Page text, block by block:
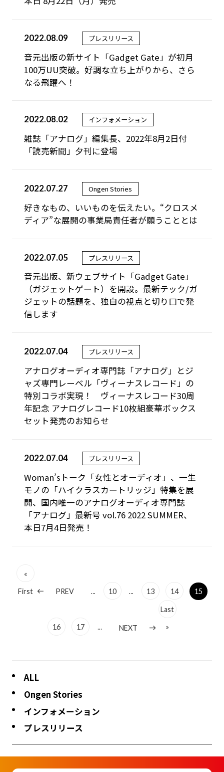
2022.08.09 プレスリリース
音元出版の新サイト「Gadget Gate」が初月
100万UU突破。好調な立ち上がりから、さら
なる飛躍へ！
2022.08.02 インフォメーション
雑誌「アナログ」編集長、2022年8月2日付
「読売新聞」夕刊に登場
2022.07.27 Ongen Stories
好きなもの、いいものを伝えたい。“クロスメ
ディア”な展開の事業局責任者が願うこととは
2022.07.05 プレスリリース
音元出版、新ウェブサイト「Gadget Gate」
（ガジェットゲート）を開設。最新テック/ガ
ジェットの話題を、独自の視点と切り口で発
信します
2022.07.04 プレスリリース
アナログオーディオ専門誌「アナログ」とジ
ャズ専門レーベル「ヴィーナスレコード」の
特別コラボ実現！ ヴィーナスレコード30周
年記念 アナログレコード10枚組豪華ボックス
セット発売のお知らせ
2022.07.04 プレスリリース
Woman’sトーク「女性とオーディオ」、一生
モノの「ハイクラスカートリッジ」特集を展
開、国内唯一のアナログオーディオ専門誌
「アナログ」最新号 vol.76 2022 SUMMER、
本日7月4日発売！
«
First PREV ... 10 ... 13 14 15
16 17 ... NEXT
Last
»
ALL
Ongen Stories
インフォメーション
プレスリリース